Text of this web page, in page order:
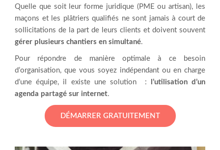
Quelle que soit leur forme juridique (PME ou artisan), les
maçons et les plâtriers qualifiés ne sont jamais à court de
sollicitations de la part de leurs clients et doivent souvent
gérer plusieurs chantiers en simultané.
Pour répondre de manière optimale à ce besoin
d’organisation, que vous soyez indépendant ou en charge
d’une équipe, il existe une solution :
l’utilisation d’un
agenda partagé sur internet.
DÉMARRER GRATUITEMENT